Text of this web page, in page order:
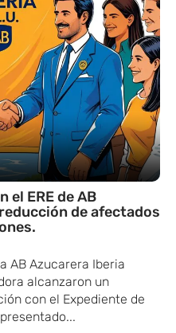
el ERE de AB
de afectados
AB Azucarera Iberia
alcanzaron un
con el Expediente de